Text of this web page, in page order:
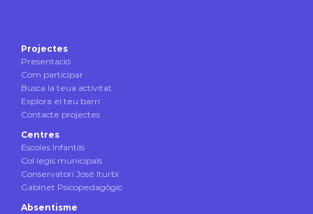
Projectes
Presentació
Com participar
Busca la teua activitat
Explora el teu barri
Contacte projectes
Centres
Escoles Infantils
Col·legis municipals
Conservatori José Iturbi
Gabinet Psicopedagògic
Absentisme